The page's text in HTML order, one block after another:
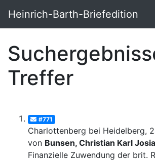
Heinrich-Barth-Briefedition
Treffer
#771
Charlottenberg bei Heidelberg,
von Bunsen, Christian Karl
Finanzielle Zuwendung der brit.